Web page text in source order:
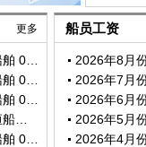
更多 船员工资
2026年8月
2026年7月
2026年6月
2026年5月
2026年4月